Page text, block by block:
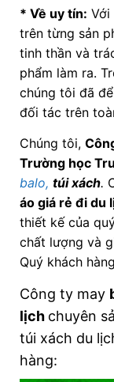
* Về uy tín: Với
trên từng sản
tinh thần và
phẩm làm ra.
chúng tôi đã
đối tác trên
Chúng tôi,
Trường học
balo, túi xách.
áo giá rẻ đi du
thiết kế của
chất lượng và
Quý khách
Công ty may
lịch chuyên
túi xách du
hàng: